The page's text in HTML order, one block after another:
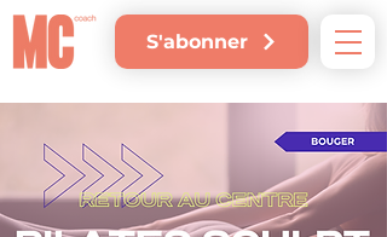
S'abonner